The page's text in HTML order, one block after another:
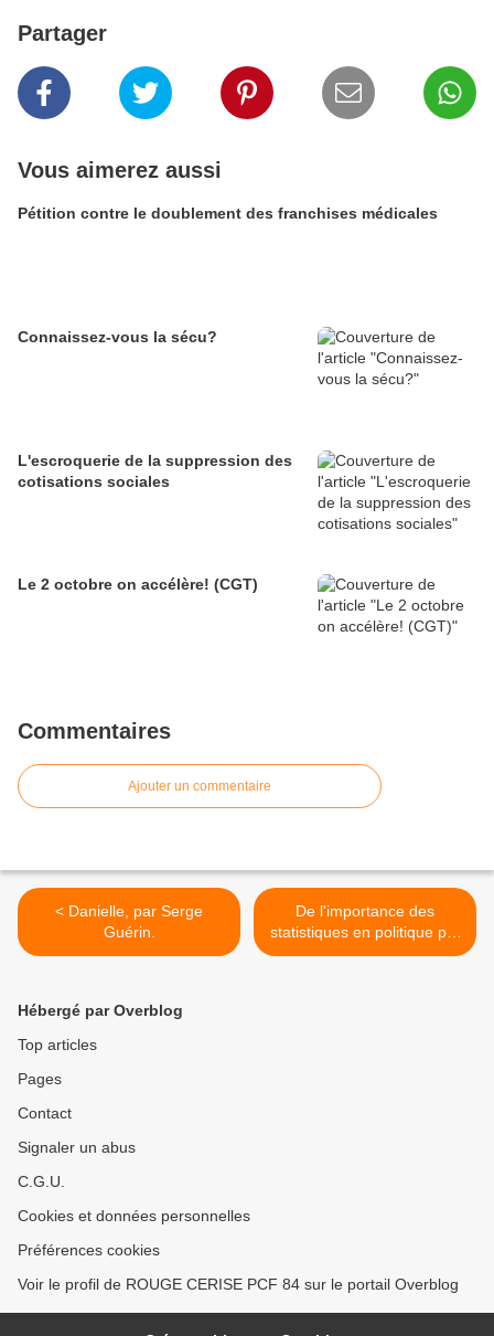
Partager
Vous aimerez aussi
Pétition contre le doublement des franchises médicales
Connaissez-vous la sécu?
L'escroquerie de la suppression des
cotisations sociales
Le 2 octobre on accélère! (CGT)
Commentaires
Ajouter un commentaire
< Danielle, par Serge
Guérin.
De l'importance des
statistiques en politique par
Bernard Friot >
Hébergé par Overblog
Top articles
Pages
Contact
Signaler un abus
C.G.U.
Cookies et données personnelles
Préférences cookies
Voir le profil de ROUGE CERISE PCF 84 sur le portail Overblog